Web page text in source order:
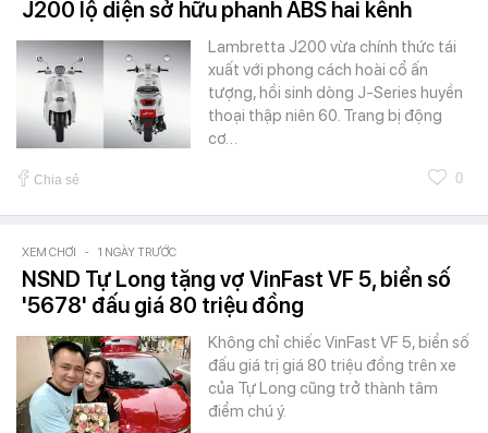
J200 lộ diện sở hữu phanh ABS hai kênh
Lambretta J200 vừa chính thức tái
xuất với phong cách hoài cổ ấn
tượng, hồi sinh dòng J-Series huyền
thoại thập niên 60. Trang bị động
cơ…
Chia sẻ 0
XEM CHƠI - 1 NGÀY TRƯỚC
NSND Tự Long tặng vợ VinFast VF 5, biển số
'5678' đấu giá 80 triệu đồng
Không chỉ chiếc VinFast VF 5, biển số
đấu giá trị giá 80 triệu đồng trên xe
của Tự Long cũng trở thành tâm
điểm chú ý.